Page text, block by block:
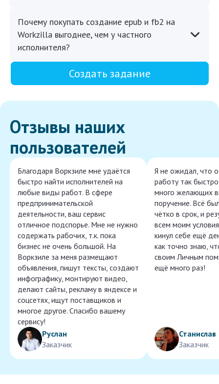
Почему покупать создание epub и fb2 на
Workzilla выгоднее, чем у частного
исполнителя?
Создать задание
Отзывы наших
пользователей
Благодаря Воркзиле мне удаётся
быстро найти исполнителей на
любые виды работ. В сфере
предпринимательской
деятельности, ваш сервис
отличное подспорье. Мне не нужно
содержать рабочих, т.к. пока
бизнес не очень большой. На
Воркзиле за меня размещают
объявления, пишут тексты, создают
инфографику, монтируют видео,
делают сайты, рекламу в яндексе и
соцсетях, ищут поставщиков и
многое другое. Спасибо вашему
сервису!
Руслан
Заказчик
Я не ожидал, что
работу так
много желающих
поручение. Всё
чётко в срок, и
всем моим
кинул себе ещё
как точно знаю,
своим Личным
ещё много раз!
Станислав
Заказчик